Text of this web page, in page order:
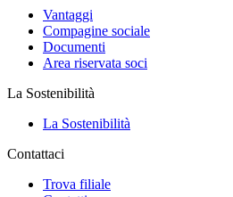
Vantaggi
Compagine sociale
Documenti
Area riservata soci
La Sostenibilità
La Sostenibilità
Contattaci
Trova filiale